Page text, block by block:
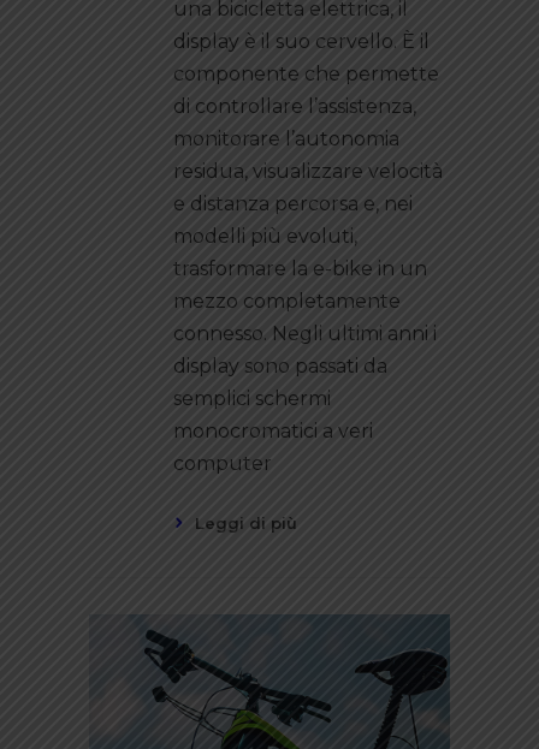
una bicicletta elettrica, il
display è il suo cervello. È il
componente che permette
di controllare l’assistenza,
monitorare l’autonomia
residua, visualizzare velocità
e distanza percorsa e, nei
modelli più evoluti,
trasformare la e-bike in un
mezzo completamente
connesso. Negli ultimi anni i
display sono passati da
semplici schermi
monocromatici a veri
computer
Leggi di più